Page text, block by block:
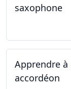
saxophone
Apprendre
accordéon